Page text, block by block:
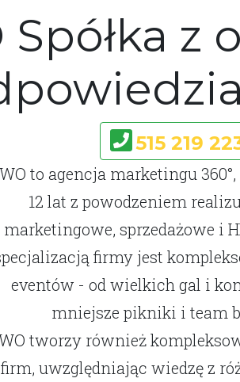
Spółka z
515 219
to agencja marketingu
12 lat z powodzeniem
marketingowe, sprzedażowe i
firmy jest
eventów - od wielkich gal i
mniejsze pikniki i team
tworzy również
firm, uwzględniając wiedzę z